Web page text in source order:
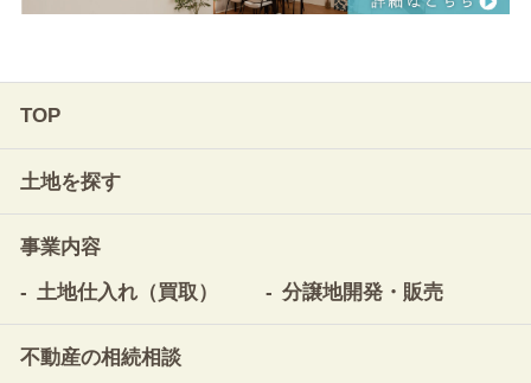
TOP
土地を探す
事業内容
土地仕入れ（買取）
分譲地開発・販売
不動産の相続相談